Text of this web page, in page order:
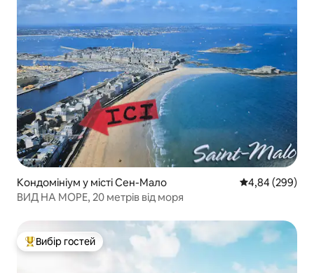
Кондомініум у місті Сен-Мало Середня
4,84 (299)
ВИД НА МОРЕ, 20 метрів від моря
Топ вибір гостей
Вибір гостей